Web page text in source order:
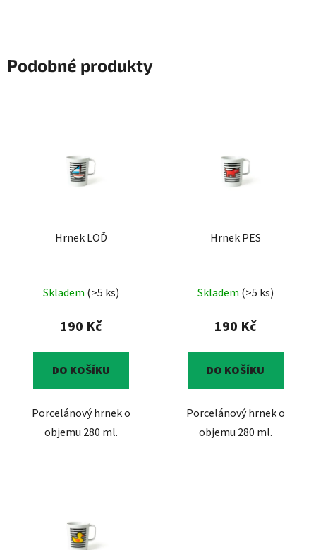
Podobné produkty
Hrnek LOĎ
Skladem (>5 ks)
190 Kč
DO KOŠÍKU
Porcelánový hrnek o
objemu 280 ml.
Hrnek PES
Skladem (>5 ks)
190 Kč
DO KOŠÍKU
Porcelánový hrnek o
objemu 280 ml.